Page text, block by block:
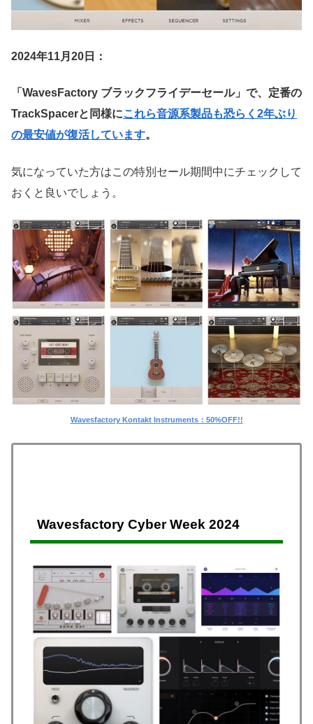
2024年11月20日：
「WavesFactory ブラックフライデーセール」で、定番の
TrackSpacerと同様にこれら音源系製品も恐らく2年ぶり
の最安値が復活しています。
気になっていた方はこの特別セール期間中にチェックして
おくと良いでしょう。
Wavesfactory Kontakt Instruments：50%OFF!!
Wavesfactory Cyber Week 2024